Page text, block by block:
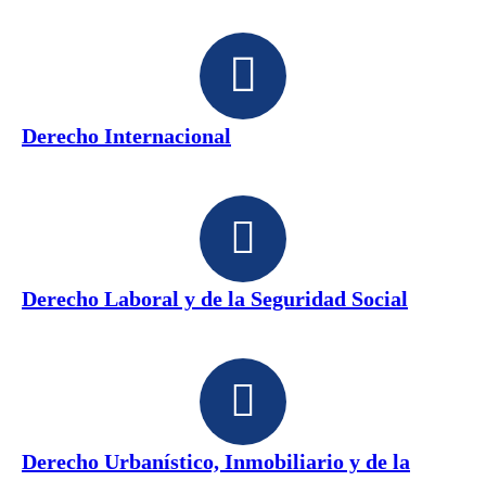
Derecho Internacional
Derecho Laboral y de la Seguridad Social
Derecho Urbanístico, Inmobiliario y de la